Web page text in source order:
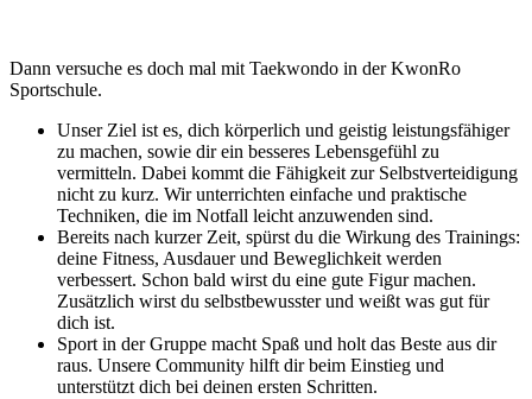
Dann versuche es doch mal mit Taekwondo in der KwonRo
Sportschule.
Unser Ziel ist es, dich körperlich und geistig leistungsfähiger
zu machen, sowie dir ein besseres Lebensgefühl zu
vermitteln. Dabei kommt die Fähigkeit zur Selbstverteidigung
nicht zu kurz. Wir unterrichten einfache und praktische
Techniken, die im Notfall leicht anzuwenden sind.
Bereits nach kurzer Zeit, spürst du die Wirkung des Trainings:
deine Fitness, Ausdauer und Beweglichkeit werden
verbessert. Schon bald wirst du eine gute Figur machen.
Zusätzlich wirst du selbstbewusster und weißt was gut für
dich ist.
Sport in der Gruppe macht Spaß und holt das Beste aus dir
raus. Unsere Community hilft dir beim Einstieg und
unterstützt dich bei deinen ersten Schritten.